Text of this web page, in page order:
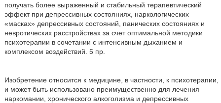
получать более выраженный и стабильный терапевтический
эффект при депрессивных состояниях, наркологических
«масках» депрессивных состояний, панических состояниях и
невротических расстройствах за счет оптимальной методики
психотерапии в сочетании с интенсивным дыханием и
комплексом воздействий. 5 пр.
Изобретение относится к медицине, в частности, к психотерапии,
и может быть использовано преимущественно для лечения
наркомании, хронического алкоголизма и депрессивных